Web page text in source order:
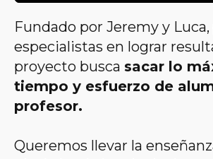
Fundado por Jeremy y
especialistas en lograr
proyecto busca sacar lo
tiempo y esfuerzo de
profesor.
Queremos llevar la